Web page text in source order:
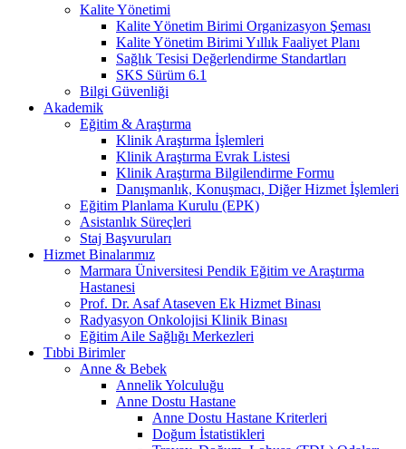
Kalite Yönetimi
Kalite Yönetim Birimi Organizasyon Şeması
Kalite Yönetim Birimi Yıllık Faaliyet Planı
Sağlık Tesisi Değerlendirme Standartları
SKS Sürüm 6.1
Bilgi Güvenliği
Akademik
Eğitim & Araştırma
Klinik Araştırma İşlemleri
Klinik Araştırma Evrak Listesi
Klinik Araştırma Bilgilendirme Formu
Danışmanlık, Konuşmacı, Diğer Hizmet İşlemleri
Eğitim Planlama Kurulu (EPK)
Asistanlık Süreçleri
Staj Başvuruları
Hizmet Binalarımız
Marmara Üniversitesi Pendik Eğitim ve Araştırma
Hastanesi
Prof. Dr. Asaf Ataseven Ek Hizmet Binası
Radyasyon Onkolojisi Klinik Binası
Eğitim Aile Sağlığı Merkezleri
Tıbbi Birimler
Anne & Bebek
Annelik Yolculuğu
Anne Dostu Hastane
Anne Dostu Hastane Kriterleri
Doğum İstatistikleri